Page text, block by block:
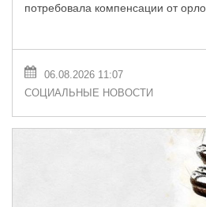
потребовала компенсации от
06.08.2026 11:07
СОЦИАЛЬНЫЕ НОВОСТИ